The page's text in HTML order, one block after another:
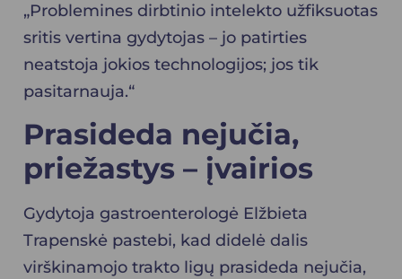
„Problemines dirbtinio intelekto užfiksuotas
sritis vertina gydytojas – jo patirties
neatstoja jokios technologijos; jos tik
pasitarnauja.“
Prasideda nejučia,
priežastys – įvairios
Gydytoja gastroenterologė Elžbieta
Trapenskė pastebi, kad didelė dalis
virškinamojo trakto ligų prasideda nejučia,